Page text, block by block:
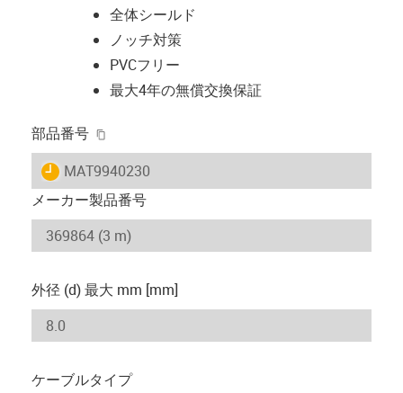
全体シールド
ノッチ対策
PVCフリー
最大4年の無償交換保証
部品番号
igus-icon-lieferzeit
MAT9940230
メーカー製品番号
外径 (d) 最大 mm [mm]
ケーブルタイプ